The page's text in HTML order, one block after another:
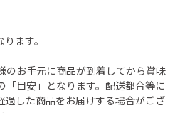
ます。
お手元に商品が到着してから賞味
「目安」となります。配送都合等に
過した商品をお届けする場合がござ